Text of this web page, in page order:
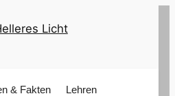
Licht
& Fakten Lehren